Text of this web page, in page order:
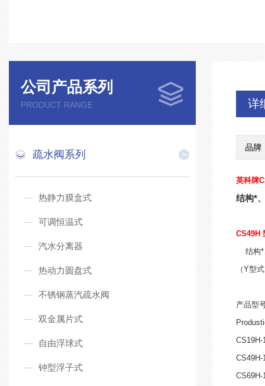
公司产品系列
PRODUCT RANGE
疏水阀系列
热静力膜盒式
可调恒温式
汽水分离器
热动力圆盘式
不锈钢蒸汽疏水阀
双金属片式
自由浮球式
钟型浮子式
详
品牌
英科牌
结构*
CS49H
结构*
（Y型
产品型
CS19H-
CS49H-
CS69H-